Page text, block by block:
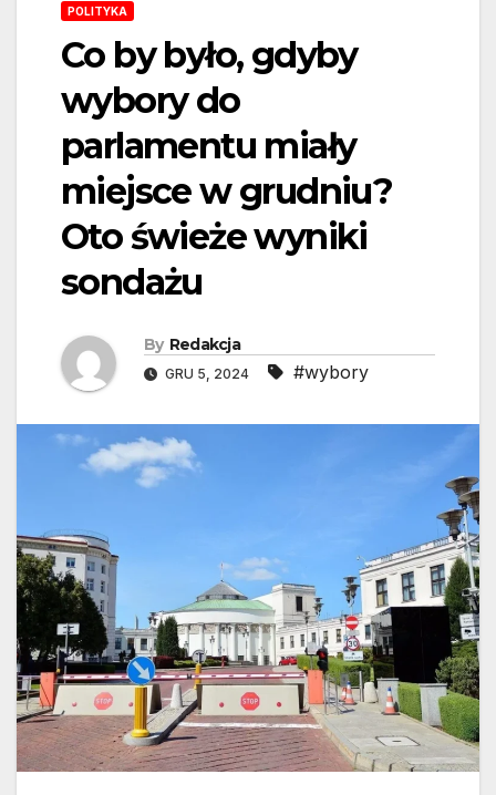
POLITYKA
Co by było, gdyby
wybory do
parlamentu miały
miejsce w grudniu?
Oto świeże wyniki
sondażu
By Redakcja
GRU 5, 2024 #wybory